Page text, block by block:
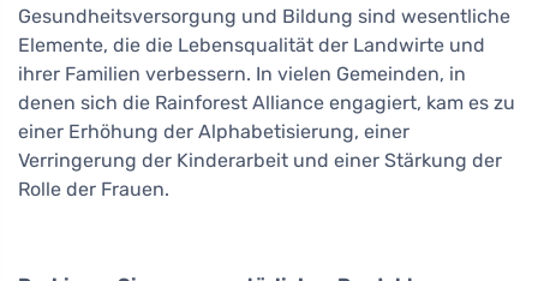
Gesundheitsversorgung und Bildung sind wesentliche
Elemente, die die Lebensqualität der Landwirte und
ihrer Familien verbessern. In vielen Gemeinden, in
denen sich die Rainforest Alliance engagiert, kam es zu
einer Erhöhung der Alphabetisierung, einer
Verringerung der Kinderarbeit und einer Stärkung der
Rolle der Frauen.